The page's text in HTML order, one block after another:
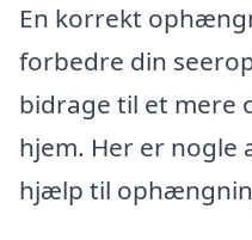
En korrekt
forbedre din
bidrage til et mere
hjem. Her er nogle
hjælp til